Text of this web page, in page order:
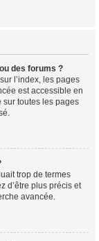
des forums ?
l’index, les pages
est accessible en
toutes les pages
trop de termes
d’être plus précis et
avancée.